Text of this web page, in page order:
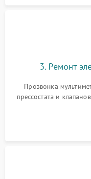
3. Ремонт
Прозвонка
прессостата и
Восстановление